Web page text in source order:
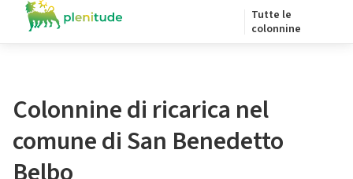
Tutte le
colonnine
Colonnine di ricarica nel
comune di San Benedetto